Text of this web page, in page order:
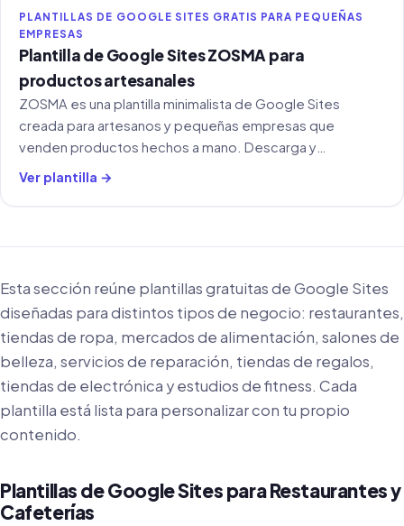
PLANTILLAS DE GOOGLE SITES GRATIS PARA PEQUEÑAS
EMPRESAS
Plantilla de Google Sites ZOSMA para
productos artesanales
ZOSMA es una plantilla minimalista de Google Sites
creada para artesanos y pequeñas empresas que
venden productos hechos a mano. Descarga y
personalización gratuitas.
Ver plantilla →
Esta sección reúne plantillas gratuitas de Google Sites
diseñadas para distintos tipos de negocio: restaurantes,
tiendas de ropa, mercados de alimentación, salones de
belleza, servicios de reparación, tiendas de regalos,
tiendas de electrónica y estudios de fitness. Cada
plantilla está lista para personalizar con tu propio
contenido.
Plantillas de Google Sites para Restaurantes y
Cafeterías